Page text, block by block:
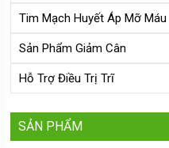
Tim Mạch Huyết Áp Mỡ Máu
Sản Phẩm Giảm Cân
Hỗ Trợ Điều Trị Trĩ
SẢN PHẨM